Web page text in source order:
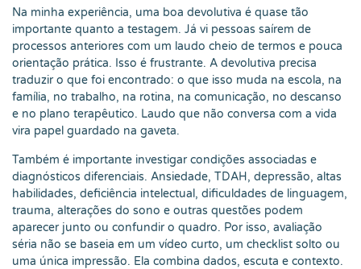
Na minha experiência, uma boa devolutiva é quase tão
importante quanto a testagem. Já vi pessoas saírem de
processos anteriores com um laudo cheio de termos e pouca
orientação prática. Isso é frustrante. A devolutiva precisa
traduzir o que foi encontrado: o que isso muda na escola, na
família, no trabalho, na rotina, na comunicação, no descanso
e no plano terapêutico. Laudo que não conversa com a vida
vira papel guardado na gaveta.
Também é importante investigar condições associadas e
diagnósticos diferenciais. Ansiedade, TDAH, depressão, altas
habilidades, deficiência intelectual, dificuldades de linguagem,
trauma, alterações do sono e outras questões podem
aparecer junto ou confundir o quadro. Por isso, avaliação
séria não se baseia em um vídeo curto, um checklist solto ou
uma única impressão. Ela combina dados, escuta e contexto.